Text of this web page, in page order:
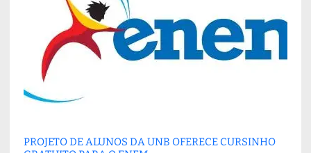
PROJETO DE ALUNOS DA UNB OFERECE CURSINHO